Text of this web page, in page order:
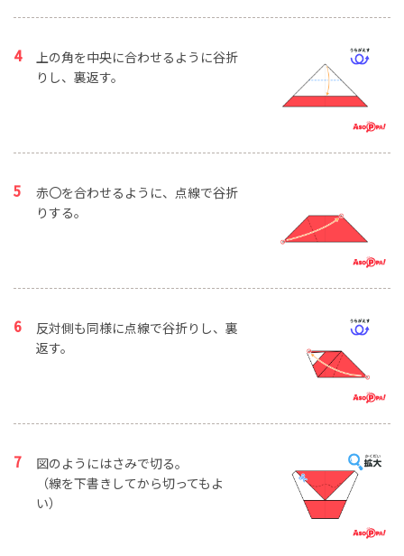
上の角を中央に合わせるように谷折
りし、裏返す。
赤〇を合わせるように、点線で谷折
りする。
反対側も同様に点線で谷折りし、裏
返す。
図のようにはさみで切る。
（線を下書きしてから切ってもよ
い）